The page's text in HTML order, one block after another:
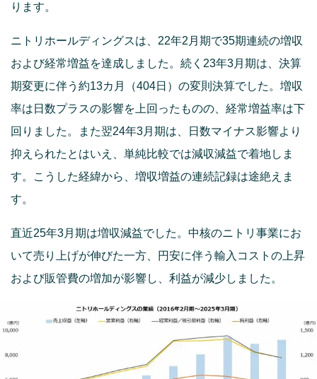
ります。
ニトリホールディングスは、22年2月期で35期連続の増収
および経常増益を達成しました。続く23年3月期は、決算
期変更に伴う約13カ月（404日）の変則決算でした。増収
率は日数プラスの影響を上回ったものの、経常増益率は下
回りました。また翌24年3月期は、日数マイナス影響より
抑えられたとはいえ、単純比較では減収減益で着地しま
す。こうした経緯から、増収増益の連続記録は途絶えま
す。
直近25年3月期は増収減益でした。中核のニトリ事業にお
いて売り上げが伸びた一方、円安に伴う輸入コストの上昇
および販管費の増加が影響し、利益が減少しました。